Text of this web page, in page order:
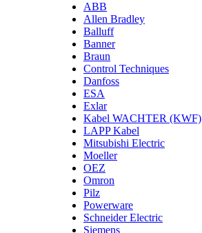
ABB
Allen Bradley
Balluff
Banner
Braun
Control Techniques
Danfoss
ESA
Exlar
Kabel WACHTER (KWF)
LAPP Kabel
Mitsubishi Electric
Moeller
OEZ
Omron
Pilz
Powerware
Schneider Electric
Siemens